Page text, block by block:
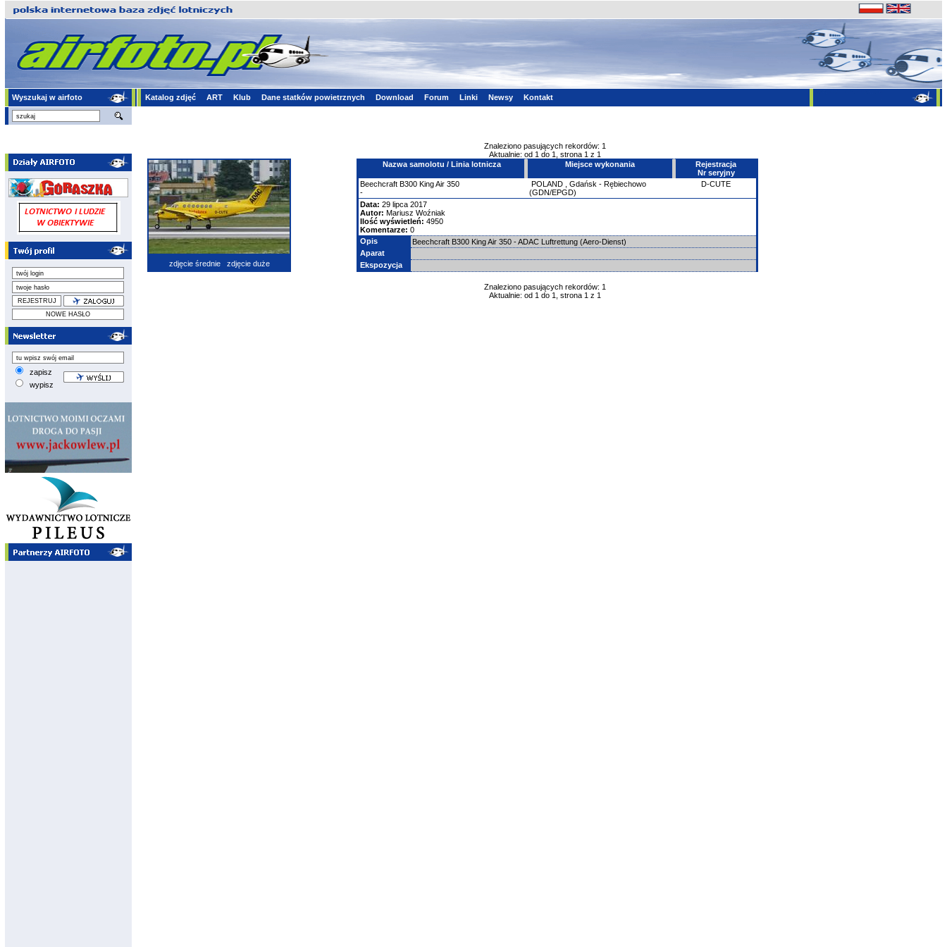
Wyszukaj w airfoto Katalog zdjęć ART Klub Dane statków powietrznych Download Forum Linki Newsy Kontakt
zapisz
wypisz
Znaleziono pasujących rekordów: 1
Aktualnie: od 1 do 1, strona 1 z 1
zdjęcie średnie zdjęcie duże
Nazwa samolotu / Linia lotnicza Miejsce wykonania
Rejestracja
Nr seryjny
Beechcraft B300 King Air 350
-
POLAND
Gdańsk - Rębiechowo
(GDN/EPGD)
D-CUTE
Data: 29 lipca 2017
Autor: Mariusz Woźniak
Ilość wyświetleń: 4950
Komentarze: 0
Opis
Beechcraft B300 King Air 350 - ADAC Luftrettung (Aero-Dienst)
Aparat
Ekspozycja
Znaleziono pasujących rekordów: 1
Aktualnie: od 1 do 1, strona 1 z 1